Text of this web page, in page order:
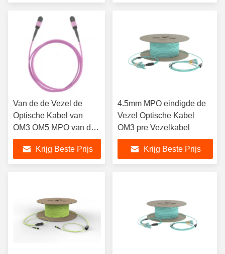
Van de de Vezel de
Optische Kabel van
OM3 OM5 MPO van de
Boomstammpo van het
het Flardkoord Koorden
van het de Data
Krijg Beste Prijs
4.5mm MPO eindigde de
Vezel Optische Kabel
OM3 pre Vezelkabel
Krijg Beste Prijs